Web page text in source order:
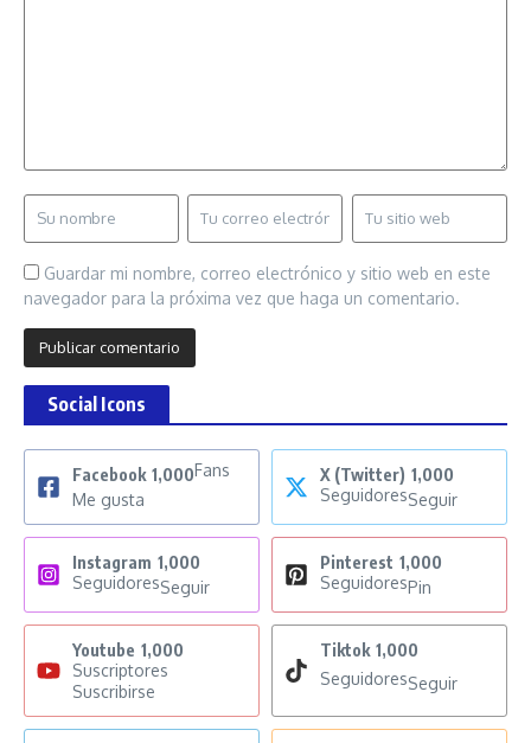
Guardar mi nombre, correo electrónico y sitio web en este
navegador para la próxima vez que haga un comentario.
Social Icons
Facebook 1,000Fans
Me gusta
X (Twitter) 1,000
SeguidoresSeguir
Instagram 1,000
SeguidoresSeguir
Pinterest 1,000
SeguidoresPin
Youtube 1,000
Suscriptores
Suscribirse
Tiktok 1,000
SeguidoresSeguir